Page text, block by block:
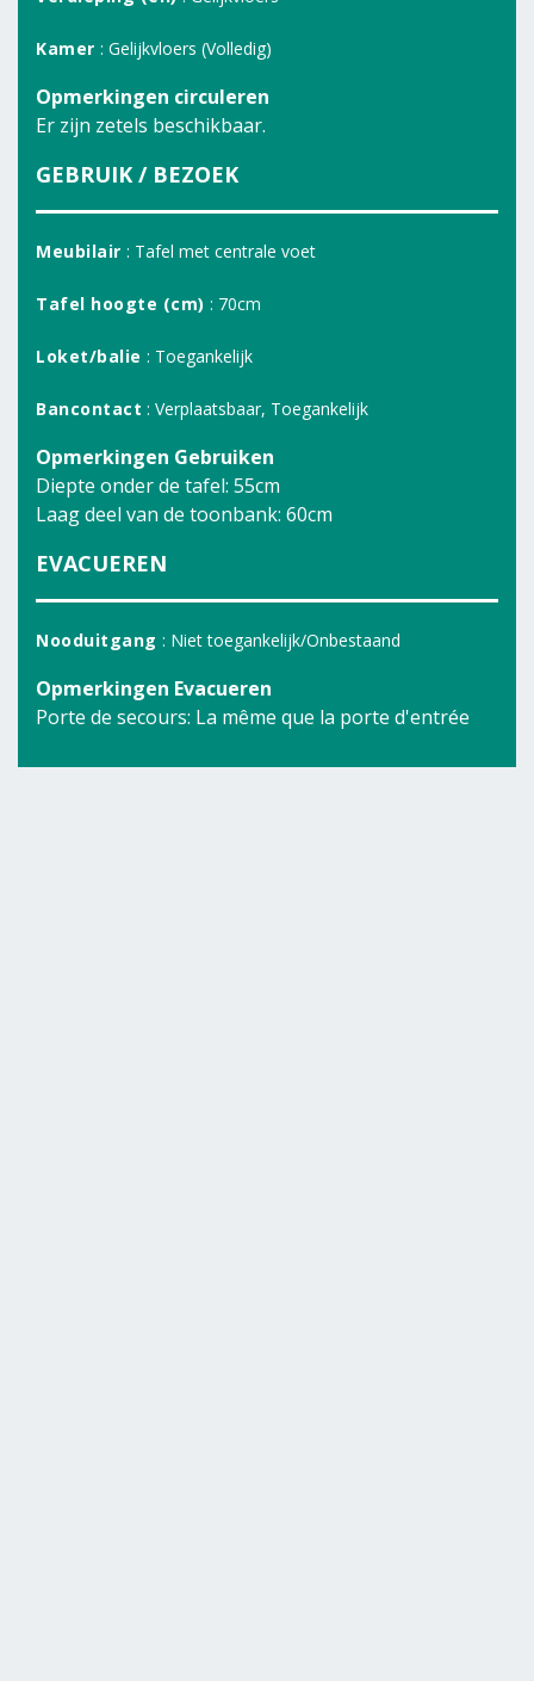
Kamer : Gelijkvloers (Volledig)
Opmerkingen circuleren
Er zijn zetels beschikbaar.
GEBRUIK / BEZOEK
Meubilair : Tafel met centrale voet
Tafel hoogte (cm) : 70cm
Loket/balie : Toegankelijk
Bancontact : Verplaatsbaar, Toegankelijk
Opmerkingen Gebruiken
Diepte onder de tafel: 55cm
Laag deel van de toonbank: 60cm
EVACUEREN
Nooduitgang : Niet toegankelijk/Onbestaand
Opmerkingen Evacueren
Porte de secours: La même que la porte d'entrée